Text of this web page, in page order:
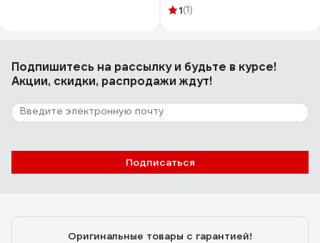
1(1)
Подпишитесь на рассылкуи будьте в курсе!
Акции, скидки, распродажи ждут!
Подписаться
Оригинальные товары с гарантией!